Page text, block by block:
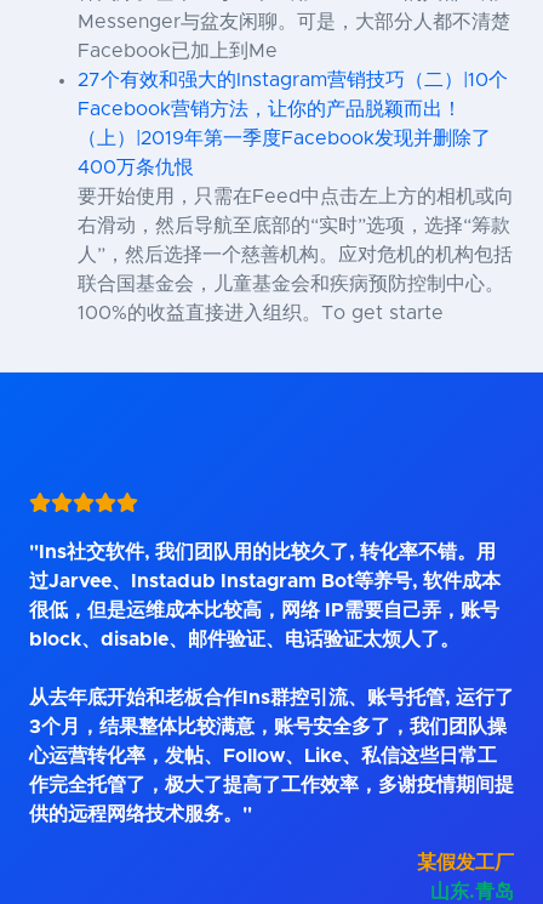
Messenger与盆友闲聊。可是，大部分人都不清楚
Facebook已加上到Me
27个有效和强大的Instagram营销技巧（二）|10个
Facebook营销方法，让你的产品脱颖而出！
（上）|2019年第一季度Facebook发现并删除了
400万条仇恨
要开始使用，只需在Feed中点击左上方的相机或向
右滑动，然后导航至底部的“实时”选项，选择“筹款
人”，然后选择一个慈善机构。应对危机的机构包括
联合国基金会，儿童基金会和疾病预防控制中心。
100%的收益直接进入组织。To get starte
"Ins社交软件, 我们团队用的比较久了, 转化率不错。用
过Jarvee、Instadub Instagram Bot等养号, 软件成本
很低，但是运维成本比较高，网络 IP需要自己弄，账号
block、disable、邮件验证、电话验证太烦人了。
从去年底开始和老板合作Ins群控引流、账号托管, 运行了
3个月，结果整体比较满意，账号安全多了，我们团队操
心运营转化率，发帖、Follow、Like、私信这些日常工
作完全托管了，极大了提高了工作效率，多谢疫情期间提
供的远程网络技术服务。"
某假发工厂
山东.青岛